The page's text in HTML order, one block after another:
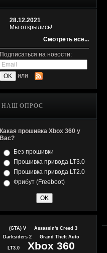
28.12.2021
Мы открылись!
Смотреть все...
Подписаться на новости:
или
НАШ ОПРОС
Какая прошивка Xbox 360 у
Вас?
Без прошивки
Прошивка привода LT3.0
Прошивка привода LT2.0
Фрибут (Freeboot)
(GTA) V
Assassin's Creed 3
Darksiders 2
Grand Theft Auto
LT3.0 Xbox 360